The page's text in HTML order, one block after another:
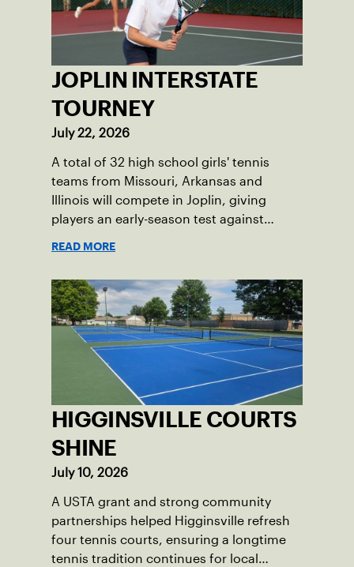
JOPLIN INTERSTATE
TOURNEY
July 22, 2026
A total of 32 high school girls' tennis
teams from Missouri, Arkansas and
Illinois will compete in Joplin, giving
players an early-season test against
READ MORE
HIGGINSVILLE COURTS
SHINE
July 10, 2026
A USTA grant and strong community
partnerships helped Higginsville refresh
four tennis courts, ensuring a longtime
tennis tradition continues for local